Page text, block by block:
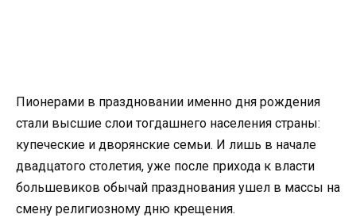
Пионерами в праздновании именно дня рождения
стали высшие слои тогдашнего населения страны:
купеческие и дворянские семьи. И лишь в начале
двадцатого столетия, уже после прихода к власти
большевиков обычай празднования ушел в массы на
смену религиозному дню крещения.